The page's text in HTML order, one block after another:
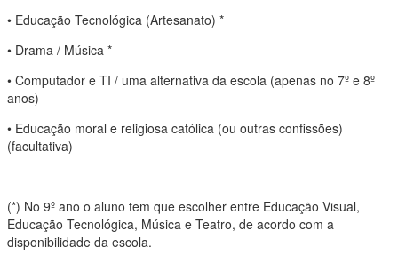
• Educação Tecnológica (Artesanato) *
• Drama / Música *
• Computador e TI / uma alternativa da escola (apenas no 7º e 8º
anos)
• Educação moral e religiosa católica (ou outras confissões)
(facultativa)
(*) No 9º ano o aluno tem que escolher entre Educação Visual,
Educação Tecnológica, Música e Teatro, de acordo com a
disponibilidade da escola.